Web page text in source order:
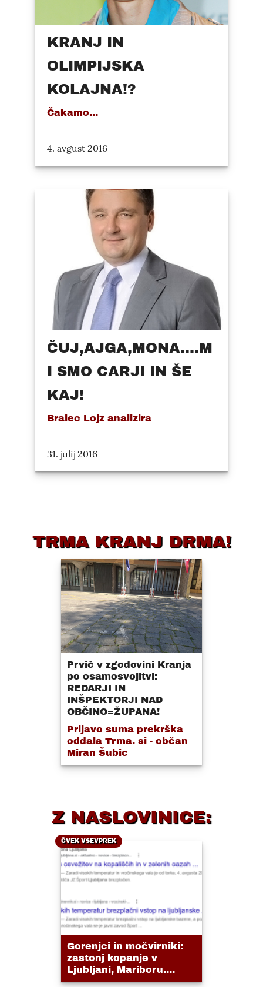
KRANJ IN
OLIMPIJSKA
KOLAJNA!?
Čakamo...
4. avgust 2016
ČUJ,AJGA,MONA....M
I SMO CARJI IN ŠE
KAJ!
Bralec Lojz analizira
31. julij 2016
TRMA KRANJ DRMA!
Prvič v zgodovini Kranja
po osamosvojitvi:
REDARJI IN
INŠPEKTORJI NAD
OBČINO=ŽUPANA!
Prijavo suma prekrška
oddala Trma. si - občan
Miran Šubic
Z NASLOVINICE:
ČVEK VSEVPREK
Gorenjci in močvirniki:
zastonj kopanje v
Ljubljani, Mariboru....